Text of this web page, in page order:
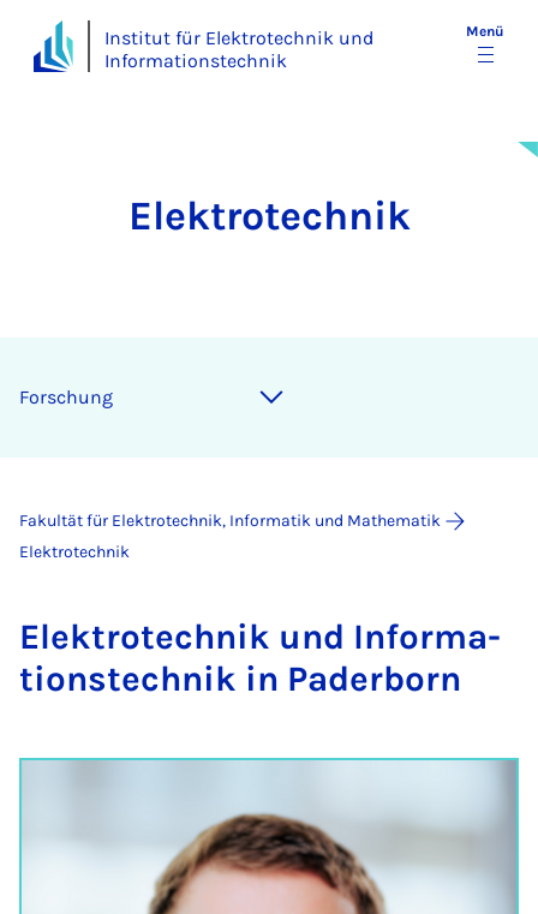
Institut für Elektrotechnik und
Informationstechnik
Menü
Elektrotechnik
For­schung
Fakultät für Elektrotechnik, Informatik und Mathematik
Elektrotechnik
Elek­tro­tech­­nik und In­­­for­­ma­
ti­­ons­tech­­nik in Pa­der­born